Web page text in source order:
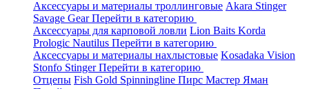
Аксессуары и материалы троллинговые Akara Stinger
Savage GearПерейти в категорию
Аксессуары для карповой ловли Lion Baits Korda
Prologic Nautilus Перейти в категорию
Аксессуары и материалы нахлыстовые Kosadaka Vision
Stonfo StingerПерейти в категорию
Отцепы Fish Gold Spinningline Пирс Мастер Яман